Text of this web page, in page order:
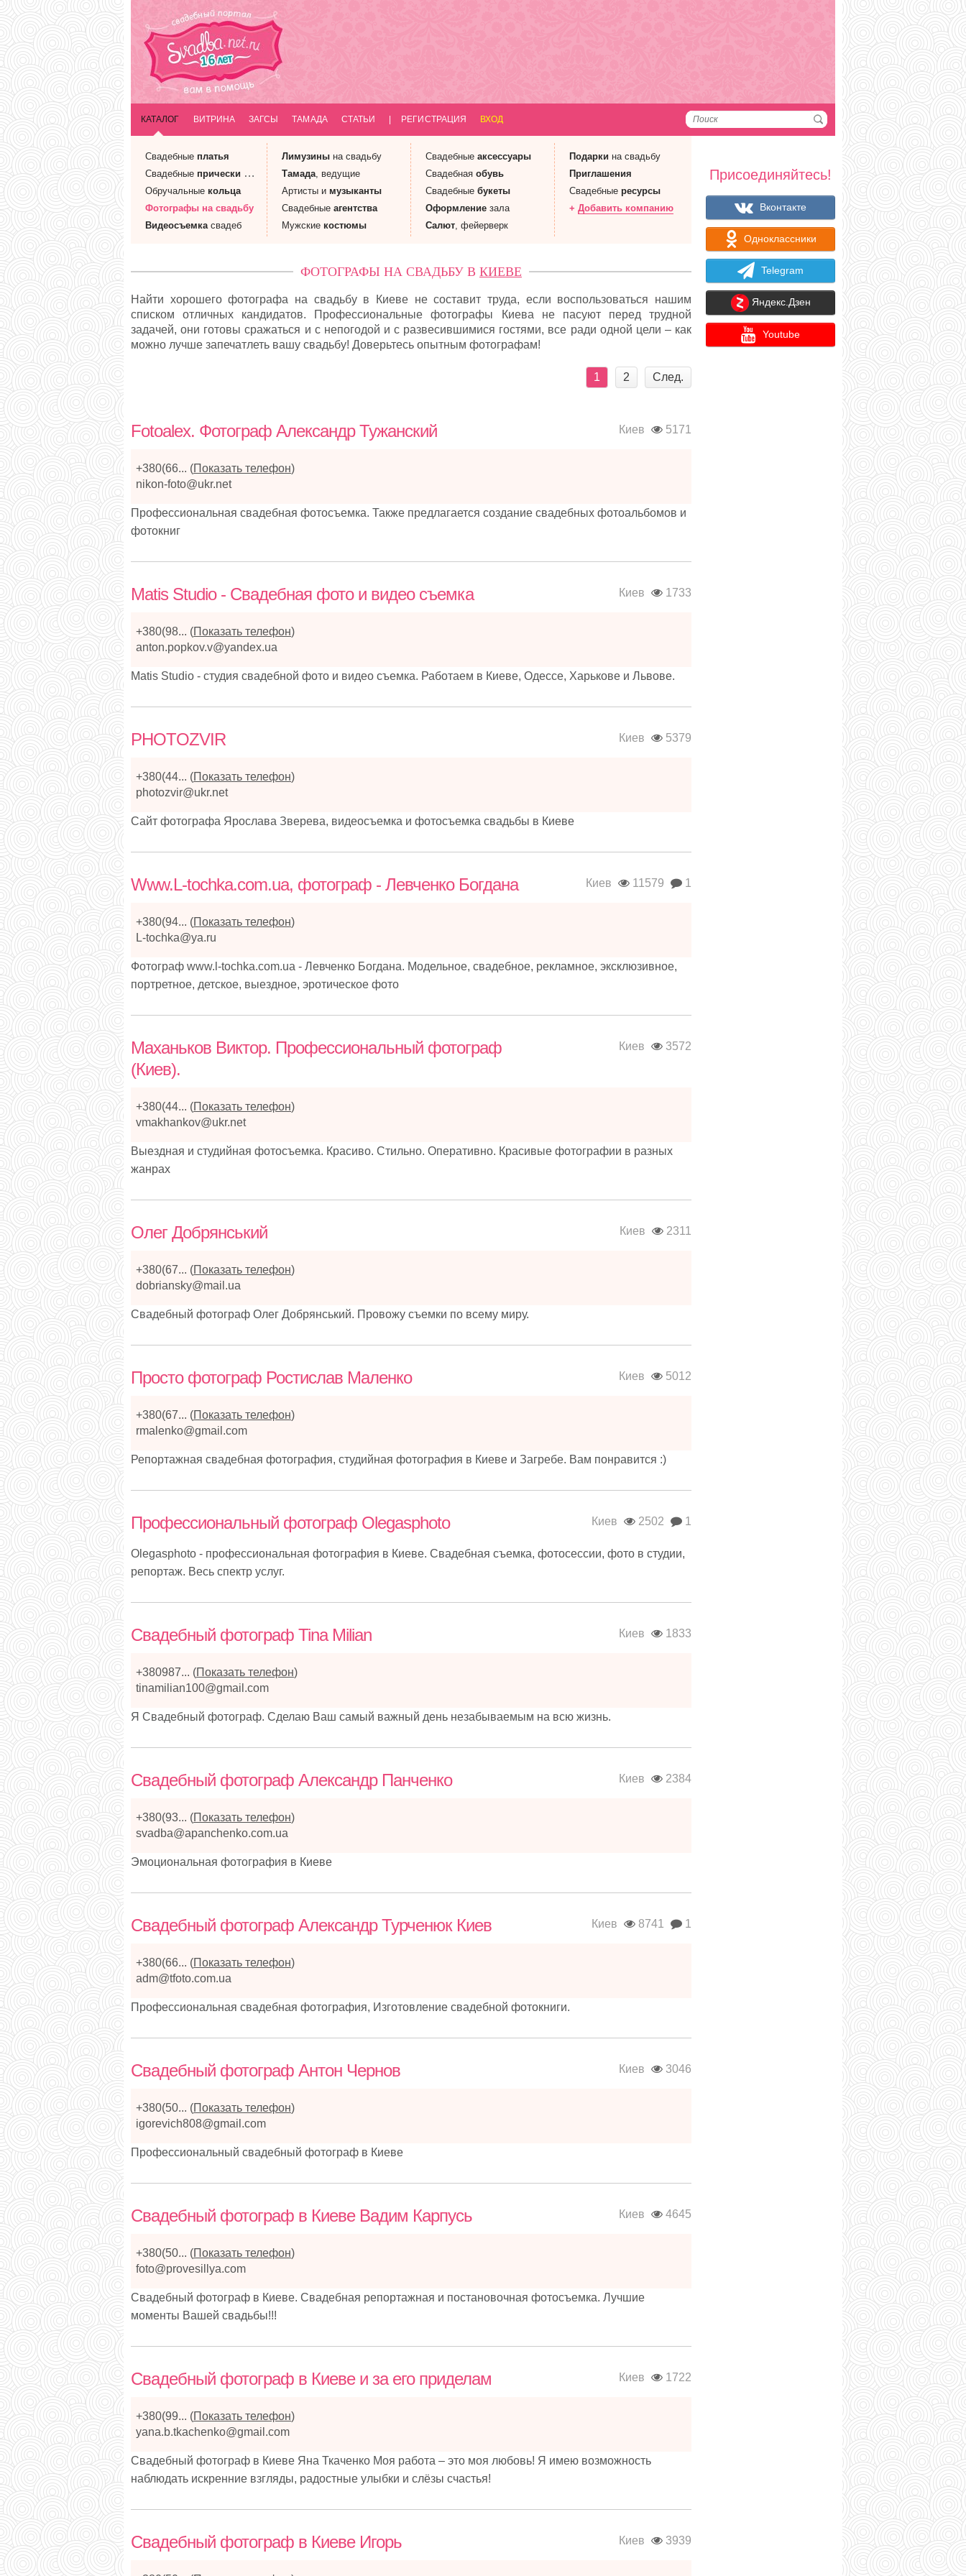
КАТАЛОГ ВИТРИНА ЗАГСЫ ТАМАДА СТАТЬИ РЕГИСТРАЦИЯ ВХОД
Свадебные платья
Свадебные прически
Обручальные кольца
Фотографы на свадьбу
Видеосъемкасвадеб
Лимузины на свадьбу
Тамада, ведущие
Артисты и музыканты
Свадебные агентства
Мужские костюмы
Свадебные аксессуары
Свадебная обувь
Свадебные букеты
Оформление зала
Салют, фейерверк
Подарки на свадьбу
Приглашения
Свадебные ресурсы
+ Добавить компанию
ФОТОГРАФЫ НА СВАДЬБУ В КИЕВЕ
Найти хорошего фотографа на свадьбу в Киеве не составит труда, если воспользоваться нашим
списком отличных кандидатов. Профессиональные фотографы Киева не пасуют перед трудной
задачей, они готовы сражаться и с непогодой и с развесившимися гостями, все ради одной цели – как
можно лучше запечатлеть вашу свадьбу! Доверьтесь опытным фотографам!
1 2 След.
Киев 5171
Fotoalex. Фотограф Александр Тужанский
+380(66... (Показать телефон)
nikon-foto@ukr.net
Профессиональная свадебная фотосъемка. Также предлагается создание свадебных фотоальбомов и
фотокниг
Киев 1733
Matis Studio - Свадебная фото и видео съемка
+380(98... (Показать телефон)
anton.popkov.v@yandex.ua
Matis Studio - студия свадебной фото и видео съемка. Работаем в Киеве, Одессе, Харькове и Львове.
Киев 5379
PHOTOZVIR
+380(44... (Показать телефон)
photozvir@ukr.net
Сайт фотографа Ярослава Зверева, видеосъемка и фотосъемка свадьбы в Киеве
Киев 11579 1
Www.L-tochka.com.ua, фотограф - Левченко Богдана
+380(94... (Показать телефон)
L-tochka@ya.ru
Фотограф www.l-tochka.com.ua - Левченко Богдана. Модельное, свадебное, рекламное, эксклюзивное,
портретное, детское, выездное, эротическое фото
Киев 3572
Маханьков Виктор. Профессиональный фотограф
(Киев).
+380(44... (Показать телефон)
vmakhankov@ukr.net
Выездная и студийная фотосъемка. Красиво. Стильно. Оперативно. Красивые фотографии в разных
жанрах
Киев 2311
Олег Добрянський
+380(67... (Показать телефон)
dobriansky@mail.ua
Свадебный фотограф Олег Добрянський. Провожу съемки по всему миру.
Киев 5012
Просто фотограф Ростислав Маленко
+380(67... (Показать телефон)
rmalenko@gmail.com
Репортажная свадебная фотография, студийная фотография в Киеве и Загребе. Вам понравится :)
Киев 2502 1
Профессиональный фотограф Olegasphoto
Olegasphoto - профессиональная фотография в Киеве. Свадебная съемка, фотосессии, фото в студии,
репортаж. Весь спектр услуг.
Киев 1833
Свадебный фотограф Tina Milian
+380987... (Показать телефон)
tinamilian100@gmail.com
Я Свадебный фотограф. Сделаю Ваш самый важный день незабываемым на всю жизнь.
Киев 2384
Свадебный фотограф Александр Панченко
+380(93... (Показать телефон)
svadba@apanchenko.com.ua
Эмоциональная фотография в Киеве
Киев 8741 1
Свадебный фотограф Александр Турченюк Киев
+380(66... (Показать телефон)
adm@tfoto.com.ua
Профессиональная свадебная фотография, Изготовление свадебной фотокниги.
Киев 3046
Свадебный фотограф Антон Чернов
+380(50... (Показать телефон)
igorevich808@gmail.com
Профессиональный свадебный фотограф в Киеве
Киев 4645
Свадебный фотограф в Киеве Вадим Карпусь
+380(50... (Показать телефон)
foto@provesillya.com
Свадебный фотограф в Киеве. Свадебная репортажная и постановочная фотосъемка. Лучшие
моменты Вашей свадьбы!!!
Киев 1722
Свадебный фотограф в Киеве и за его приделам
+380(99... (Показать телефон)
yana.b.tkachenko@gmail.com
Свадебный фотограф в Киеве Яна Ткаченко Моя работа – это моя любовь! Я имею возможность
наблюдать искренние взгляды, радостные улыбки и слёзы счастья!
Киев 3939
Свадебный фотограф в Киеве Игорь
Присоединяйтесь!
Вконтакте
Одноклассники
Telegram
Яндекс.Дзен
Youtube